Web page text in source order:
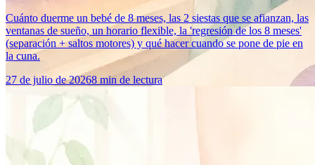
Cuánto duerme un bebé de 8 meses, las 2 siestas que se afianzan, las
ventanas de sueño, un horario flexible, la 'regresión de los 8 meses'
(separación + saltos motores) y qué hacer cuando se pone de pie en
la cuna.
27 de julio de 20268 min de lectura